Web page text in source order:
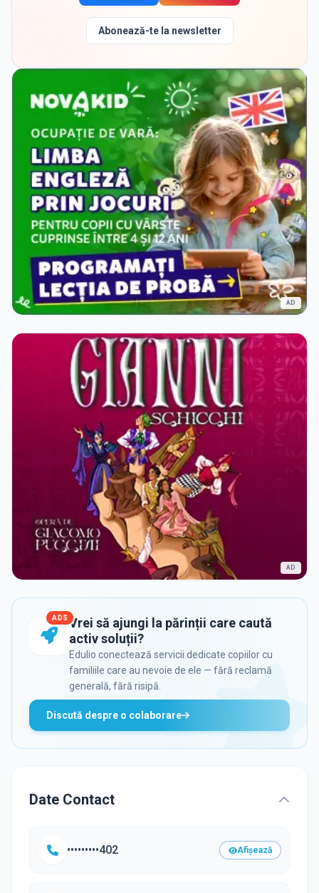
Abonează-te la newsletter
AD
AD
ADS Vrei să ajungi la părinții care caută
activ soluții?
Edulio conectează servicii dedicate copiilor cu
familiile care au nevoie de ele — fără reclamă
generală, fără risipă.
Discută despre o colaborare
Date Contact
•••••••••402 Afișează